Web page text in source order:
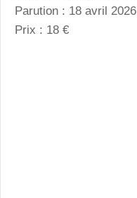
Parution : 18 avril 2026
Prix : 18 €